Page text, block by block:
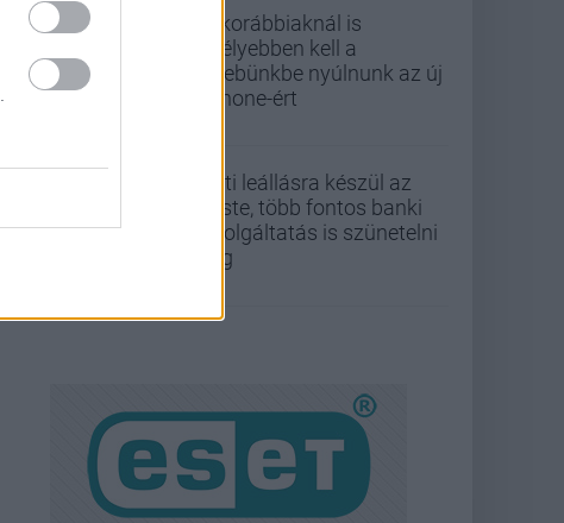
A korábbiaknál is
mélyebben kell a
zsebünkbe nyúlnunk az új
iPhone-ért
Esti leállásra készül az
Erste, több fontos banki
szolgáltatás is szünetelni
fog